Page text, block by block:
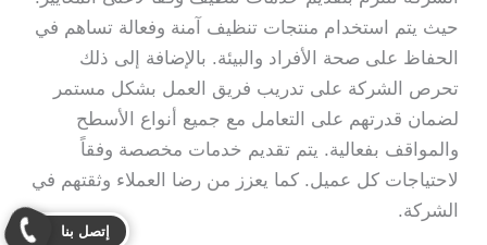
حيث يتم استخدام منتجات تنظيف آمنة وفعالة تساهم في
الحفاظ على صحة الأفراد والبيئة. بالإضافة إلى ذلك
تحرص الشركة على تدريب فريق العمل بشكل مستمر
لضمان قدرتهم على التعامل مع جميع أنواع الأسطح
والمواقف بفعالية. يتم تقديم خدمات مخصصة وفقاً
لاحتياجات كل عميل. كما يعزز من رضا العملاء وثقتهم في
الشركة.
إتصل بنا